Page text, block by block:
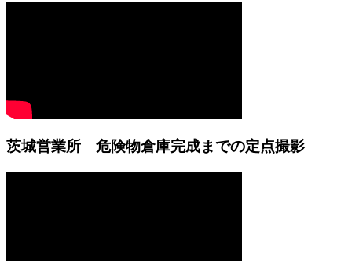
茨城営業所 危険物倉庫完成までの定点撮影